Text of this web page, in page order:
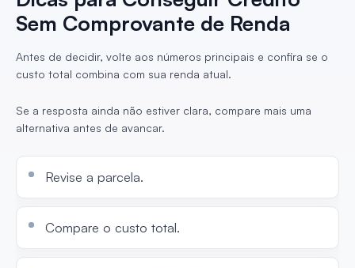
Sem Comprovante de Renda
Antes de decidir, volte aos números principais e confira se o
custo total combina com sua renda atual.
Se a resposta ainda não estiver clara, compare mais uma
alternativa antes de avancar.
Revise a parcela.
Compare o custo total.